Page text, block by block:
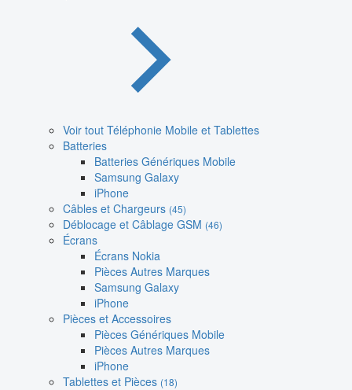
Voir tout Téléphonie Mobile et Tablettes
Batteries
Batteries Génériques Mobile
Samsung Galaxy
iPhone
Câbles et Chargeurs (45)
Déblocage et Câblage GSM (46)
Écrans
Écrans Nokia
Pièces Autres Marques
Samsung Galaxy
iPhone
Pièces et Accessoires
Pièces Génériques Mobile
Pièces Autres Marques
iPhone
Tablettes et Pièces (18)